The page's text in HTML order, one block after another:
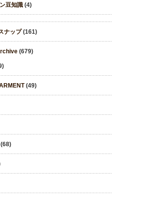
豆知識 (4)
ナップ(161)
(679)
(49)
(68)